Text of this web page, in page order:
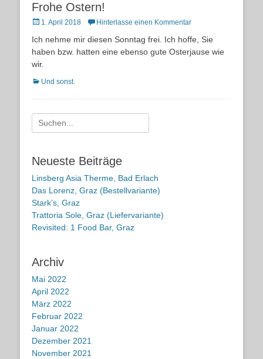
Frohe Ostern!
Posted
1. April 2018 Hinterlasse einen Kommentar
Ich nehme mir diesen Sonntag frei. Ich hoffe, Sie
haben bzw. hatten eine ebenso gute Osterjause wie
wir.
Kategorien
Und sonst.
Suche
nach:
Neueste Beiträge
Linsberg Asia Therme, Bad Erlach
Das Lorenz, Graz (Bestellvariante)
Stark’s, Graz
Trattoria Sole, Graz (Liefervariante)
Revisited: 1 Food Bar, Graz
Archiv
Mai 2022
April 2022
März 2022
Februar 2022
Januar 2022
Dezember 2021
November 2021